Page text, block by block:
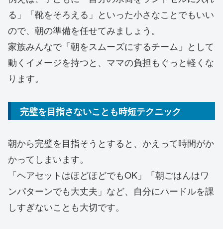
る」「靴をそろえる」といった小さなことでもいい
ので、朝の準備を任せてみましょう。
家族みんなで「朝をスムーズにするチーム」として
動くイメージを持つと、ママの負担もぐっと軽くな
ります。
完璧を目指さないことも時短テクニック
朝から完璧を目指そうとすると、かえって時間がか
かってしまいます。
「ヘアセットはほどほどでもOK」「朝ごはんはワ
ンパターンでも大丈夫」など、自分にハードルを課
しすぎないことも大切です。